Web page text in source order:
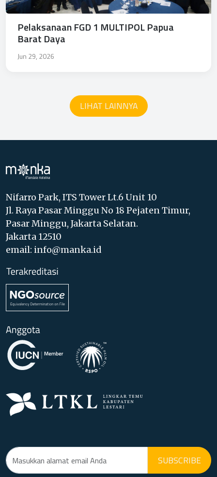
Pelaksanaan FGD 1 MULTIPOL Papua
Barat Daya
Jun 29, 2026
LIHAT LAINNYA
Nifarro Park, ITS Tower Lt.6 Unit 10
Jl. Raya Pasar Minggu No 18 Pejaten Timur,
Pasar Minggu, Jakarta Selatan.
Jakarta 12510
email: info@manka.id
SUBSCRIBE